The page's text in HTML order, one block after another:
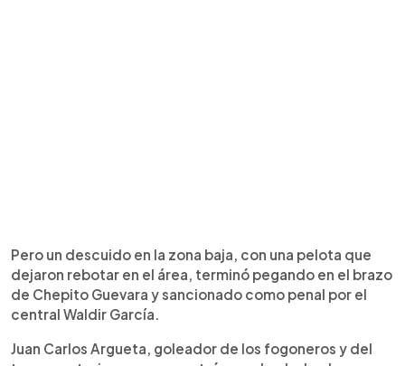
Pero un descuido en la zona baja, con una pelota que
dejaron rebotar en el área, terminó pegando en el brazo
de Chepito Guevara y sancionado como penal por el
central Waldir García.
Juan Carlos Argueta, goleador de los fogoneros y del